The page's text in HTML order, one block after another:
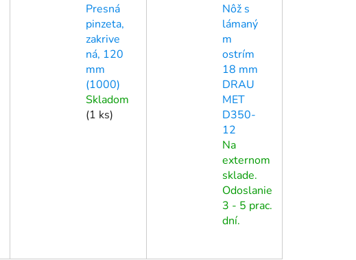
Presná
pinzeta,
zakrive
ná, 120
mm
(1000)
Skladom
(1 ks)
Nôž s
lámaný
m
ostrím
18 mm
DRAU
MET
D350-
12
Na
externom
sklade.
Odoslanie
3 - 5 prac.
dní.